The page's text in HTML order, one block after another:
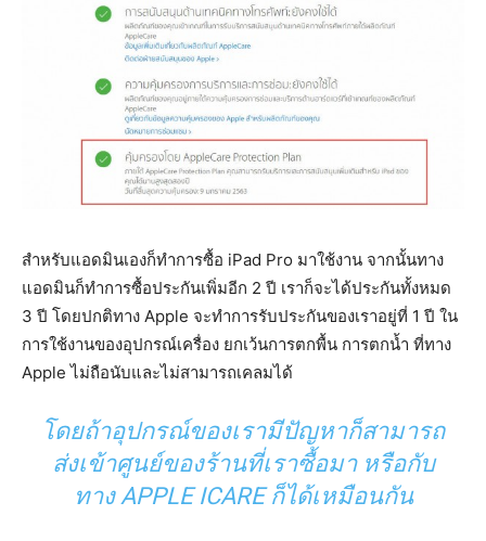
สำหรับแอดมินเองก็ทำการซื้อ iPad Pro มาใช้งาน จากนั้นทาง
แอดมินก็ทำการซื้อประกันเพิ่มอีก 2 ปี เราก็จะได้ประกันทั้งหมด
3 ปี โดยปกติทาง Apple จะทำการรับประกันของเราอยู่ที่ 1 ปี ใน
การใช้งานของอุปกรณ์เครื่อง ยกเว้นการตกพื้น การตกน้ำ ที่ทาง
Apple ไม่ถือนับและไม่สามารถเคลมได้
โดยถ้าอุปกรณ์ของเรามีปัญหาก็สามารถ
ส่งเข้าศูนย์ของร้านที่เราซื้อมา หรือกับ
ทาง APPLE ICARE ก็ได้เหมือนกัน